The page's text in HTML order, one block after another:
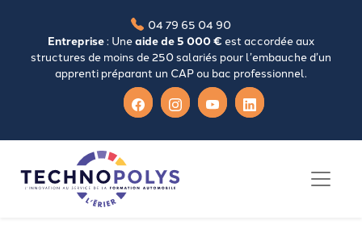
04 79 65 04 90
Entreprise: Uneaide de 5 000 € est accordée aux
structures de moins de 250 salariés pour l’embauche d’un
apprenti préparant un CAP ou bac professionnel.